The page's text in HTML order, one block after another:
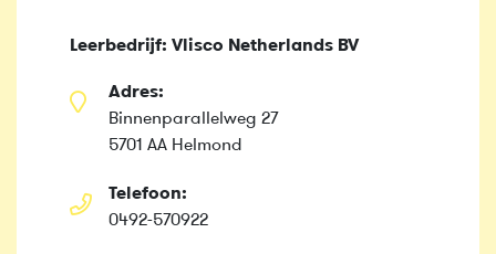
Leerbedrijf: Vlisco Netherlands BV
Adres:
Binnenparallelweg 27
5701 AA Helmond
Telefoon:
0492-570922